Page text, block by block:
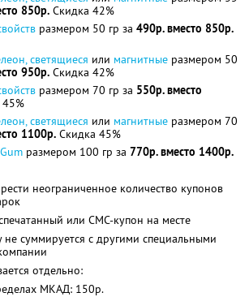
850р. Скидка 42%
размером 50 гр за 490р. вместо 850р.
светящиеся или магнитные размером 50
950р. Скидка 42%
размером 70 гр за 550р. вместо
светящиеся или магнитные размером 70
1100р. Скидка 45%
размером 100 гр за 770р. вместо 1400р.
неограниченное количество купонов
или СМС-купон на месте
не суммируется с другими специальными
отдельно:
МКАД: 150р.